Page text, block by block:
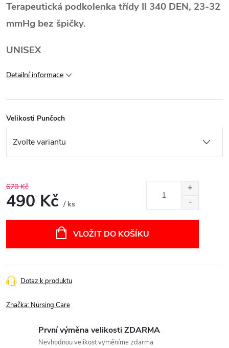
Terapeutická podkolenka třídy II 340 DEN, 23-32
mmHg bez špičky.
UNISEX
Detailní informace
Velikosti Punčoch
670 Kč
490 Kč / ks
VLOŽIT DO KOŠÍKU
Dotaz k produktu
Značka: Nursing Care
První výměna velikosti ZDARMA
Nevhodnou velikost vyměníme zdarma